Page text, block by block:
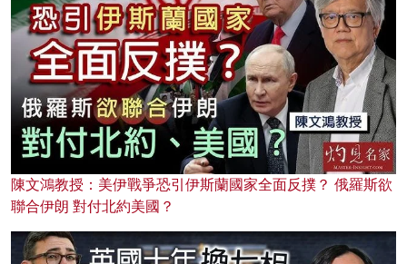
陳文鴻教授：美伊戰爭恐引伊斯蘭國家全面反撲？ 俄羅斯欲
聯合伊朗 對付北約美國？